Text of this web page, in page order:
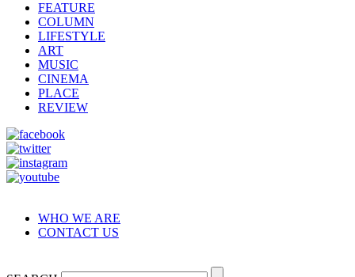
FEATURE
COLUMN
LIFESTYLE
ART
MUSIC
CINEMA
PLACE
REVIEW
WHO WE ARE
CONTACT US